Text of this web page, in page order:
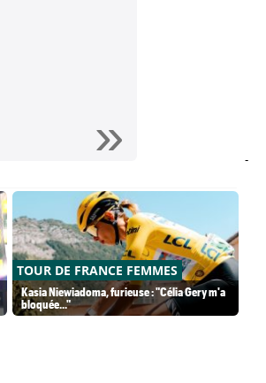
TOUR DE FRANCE FEMMES
Kasia Niewiadoma, furieuse : "Célia Gery m'a
bloquée..."
-